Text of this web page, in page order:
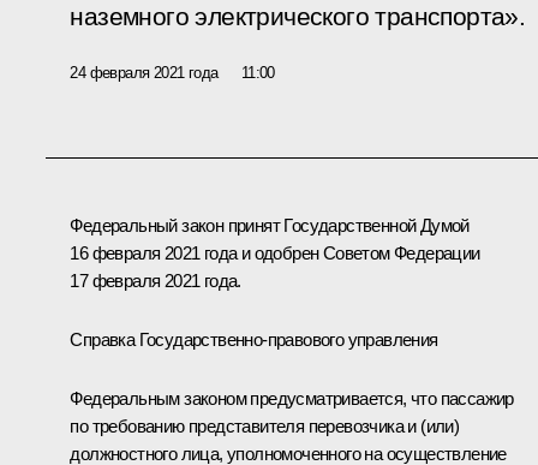
наземного электрического транспорта».
24 февраля 2021 года 11:00
Федеральный закон принят Государственной Думой
16 февраля 2021 года и одобрен Советом Федерации
17 февраля 2021 года.
Справка Государственно-правового управления
Федеральным законом предусматривается, что пассажир
по требованию представителя перевозчика и (или)
должностного лица, уполномоченного на осуществление